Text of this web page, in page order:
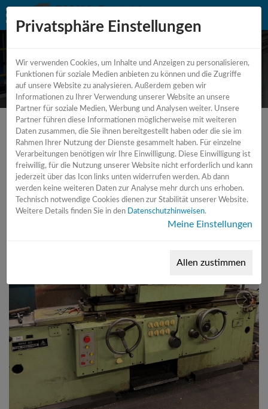
Spitzenlose Rundschleifmaschine
Privatsphäre Einstellungen
Wir verwenden Cookies, um Inhalte und Anzeigen zu personalisieren,
Funktionen für soziale Medien anbieten zu können und die Zugriffe
auf unsere Website zu analysieren. Außerdem geben wir
Informationen zu Ihrer Verwendung unserer Website an unsere
Partner für soziale Medien, Werbung und Analysen weiter. Unsere
Partner führen diese Informationen möglicherweise mit weiteren
Daten zusammen, die Sie ihnen bereitgestellt haben oder die sie im
Rahmen Ihrer Nutzung der Dienste gesammelt haben. Für einzelne
Verarbeitungen benötigen wir Ihre Einwilligung. Diese Einwilligung ist
freiwillig, für die Nutzung unserer Website nicht erforderlich und kann
jederzeit über das Icon links unten widerrufen werden. Ab dann
werden keine weiteren Daten zur Analyse mehr durch uns erhoben.
Technisch notwendige Cookies dienen zur Stabilität unserer Website.
Weitere Details finden Sie in den
Datenschutzhinweisen.
Meine Einstellungen
Allen zustimmen